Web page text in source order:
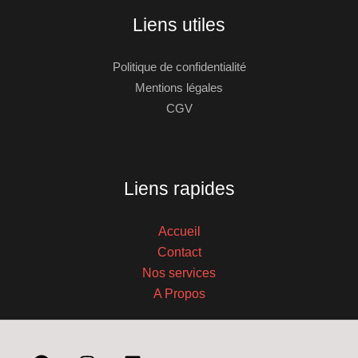
Liens utiles
Politique de confidentialité
Mentions légales
CGV
Liens rapides
Accueil
Contact
Nos services
A Propos